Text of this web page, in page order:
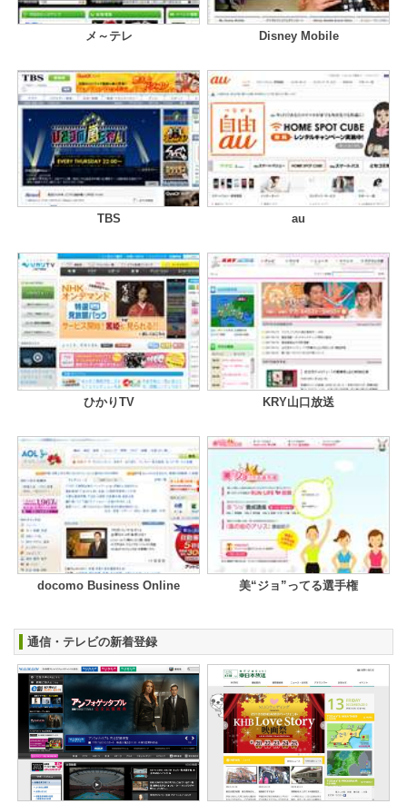
メ～テレ Disney Mobile
TBS au
ひかりTV KRY山口放送
docomo Business Online 美“ジョ”ってる選手権
通信・テレビの新着登録